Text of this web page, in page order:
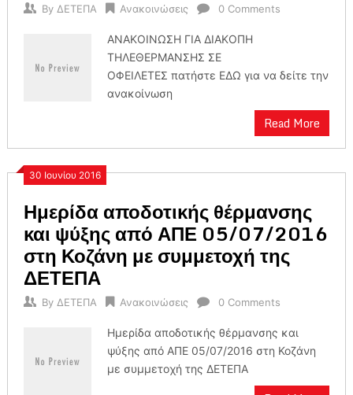
By ΔΕΤΕΠΑ Ανακοινώσεις 0 Comments
ΑΝΑΚΟΙΝΩΣΗ ΓΙΑ ΔΙΑΚΟΠΗ
ΤΗΛΕΘΕΡΜΑΝΣΗΣ ΣΕ
ΟΦΕΙΛΕΤΕΣ πατήστε ΕΔΩ για να δείτε την
ανακοίνωση
Read More
30 Ιουνίου 2016
Ημερίδα αποδοτικής θέρμανσης
και ψύξης από ΑΠΕ 05/07/2016
στη Κοζάνη με συμμετοχή της
ΔΕΤΕΠΑ
By ΔΕΤΕΠΑ Ανακοινώσεις 0 Comments
Ημερίδα αποδοτικής θέρμανσης και
ψύξης από ΑΠΕ 05/07/2016 στη Κοζάνη
με συμμετοχή της ΔΕΤΕΠΑ